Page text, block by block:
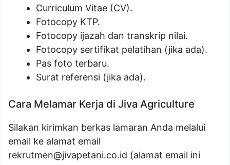
Curriculum Vitae (CV).
Fotocopy KTP.
Fotocopy ijazah dan transkrip nilai.
Fotocopy sertifikat pelatihan (jika ada).
Pas foto terbaru.
Surat referensi (jika ada).
Cara Melamar Kerja di Jiva Agriculture
Silakan kirimkan berkas lamaran Anda melalui
email ke alamat email
rekrutmen@jivapetani.co.id (alamat email ini